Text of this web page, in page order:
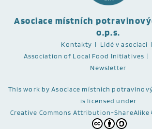
Asociace místních
o.p.s.
Kontakty
Lidé v asociaci
Association of Local Food Initiatives
Newsletter
This work by Asociace místních
is licensed under
Creative Commons Attribution-